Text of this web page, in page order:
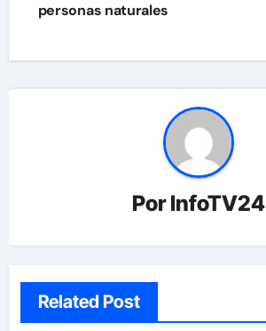
personas naturales
PorInfoTV24
Related Post